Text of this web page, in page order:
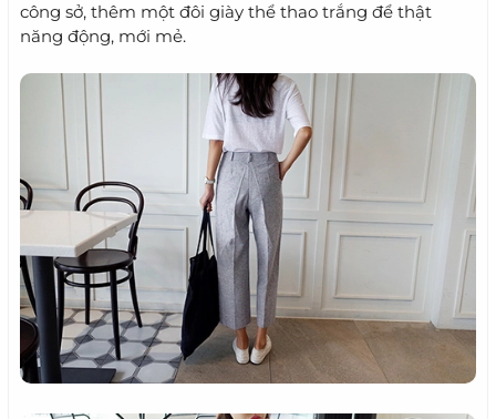
công sở, thêm một đôi giày thể thao trắng để thật
năng động, mới mẻ.